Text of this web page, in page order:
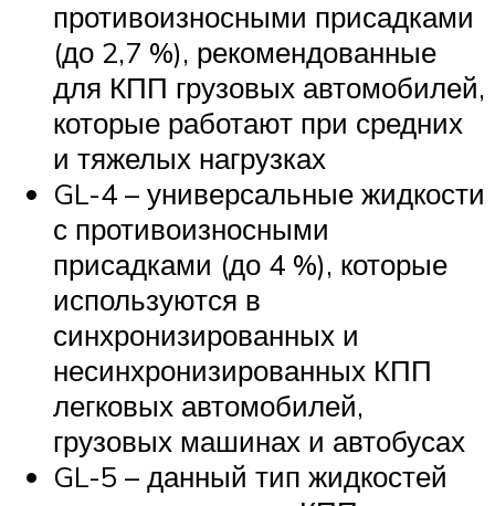
противоизносными присадками
(до 2,7 %), рекомендованные
для КПП грузовых автомобилей,
которые работают при средних
и тяжелых нагрузках
GL-4 – универсальные жидкости
с противоизносными
присадками (до 4 %), которые
используются в
синхронизированных и
несинхронизированных КПП
легковых автомобилей,
грузовых машинах и автобусах
GL-5 – данный тип жидкостей